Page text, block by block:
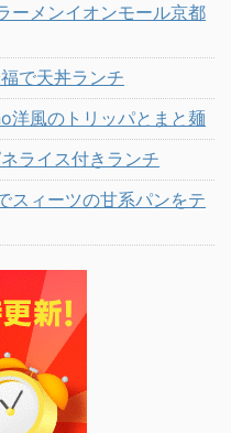
ーメンイオンモール京都
で天丼ランチ
洋風のトリッパとまと麺
ライス付きランチ
スィーツの甘系パンをテ